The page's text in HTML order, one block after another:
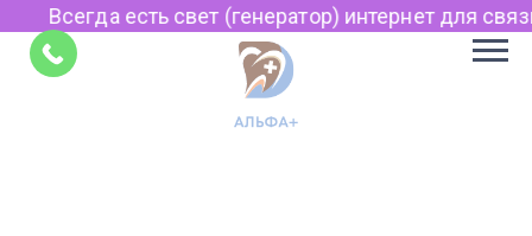
Всегда есть свет (генератор) интернет для